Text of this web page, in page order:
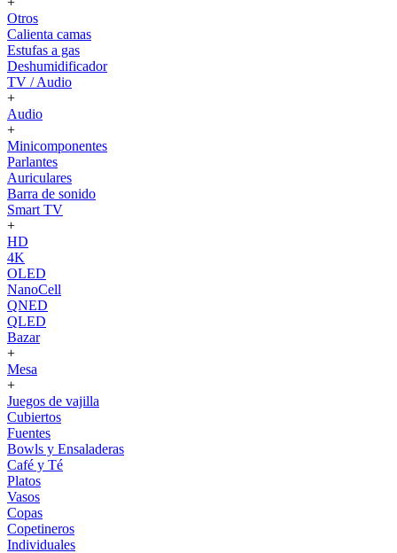
Otros
Calienta camas
Estufas a gas
Deshumidificador
TV / Audio
+
Audio
+
Minicomponentes
Parlantes
Auriculares
Barra de sonido
Smart TV
+
HD
4K
OLED
NanoCell
QNED
QLED
Bazar
+
Mesa
+
Juegos de vajilla
Cubiertos
Fuentes
Bowls y Ensaladeras
Café y Té
Platos
Vasos
Copas
Copetineros
Individuales